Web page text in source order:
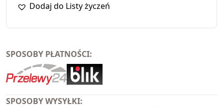
Dodaj do Listy życzeń
SPOSOBY PŁATNOŚCI:
SPOSOBY WYSYŁKI: